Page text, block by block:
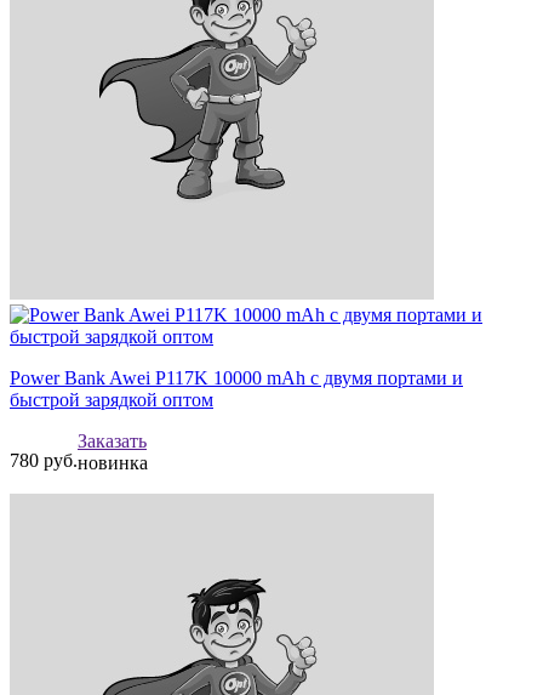
Power Bank Awei P117K 10000 mAh с двумя портами и
быстрой зарядкой оптом
780 руб.
Заказать
новинка